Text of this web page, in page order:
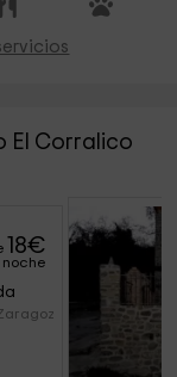
El Corralico
18€
noche